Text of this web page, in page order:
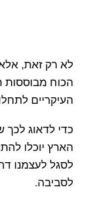
לא רק זאת, אלא
הכוח מבוססות
העיקריים
כדי לדאוג לכך
הארץ יוכלו
לסגל לעצמנו
לסביבה.